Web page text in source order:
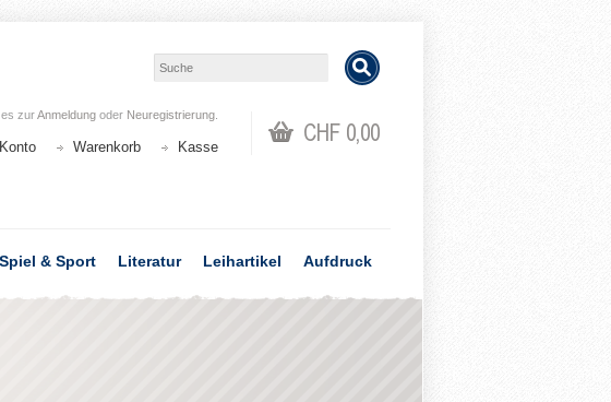
CHF 0,00
es zurAnmeldung oder Neuregistrierung
Warenkorb Kasse
Spiel & Sport Literatur Leihartikel Aufdruck